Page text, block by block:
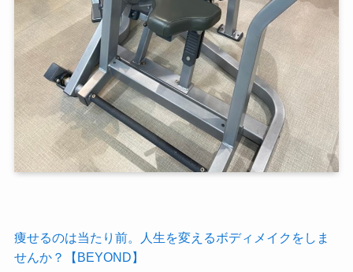
痩せるのは当たり前。人生を変えるボディメイクをしま
せんか？【BEYOND】